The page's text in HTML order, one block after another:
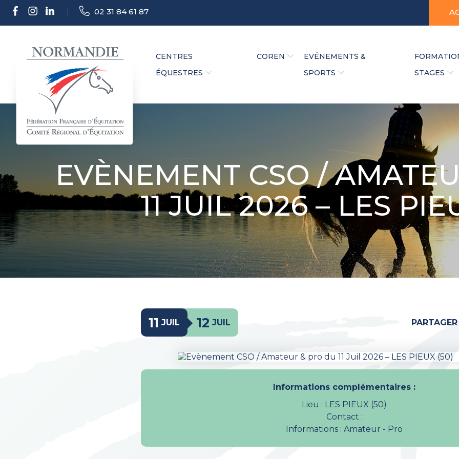
02 31 84 61 87
CENTRES
ÉQUESTRES
COREN
EVÉNEMENTS &
SPORTS
STAGES
EVÈNEMENT CSO /
11 JUIL 2026 – LES
11 JUIL 12 JUIL
Informations complémentaires :
Lieu : LES PIEUX (50)
Contact :
Informations : Amateur - Pro